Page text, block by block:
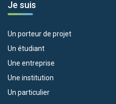
Je suis
Un porteur de projet
Un étudiant
Une entreprise
Une institution
Un particulier